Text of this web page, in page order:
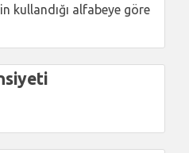
kullandığı alfabeye göre